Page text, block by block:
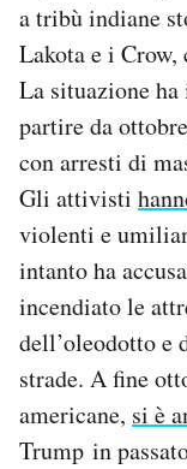
a tribù indiane
Lakota e i Crow,
La situazione
partire da
con arresti di
Gli attivisti
violenti e
intanto ha
incendiato le
dell’oleodotto e
strade. A fine
americane, si è
Trump in